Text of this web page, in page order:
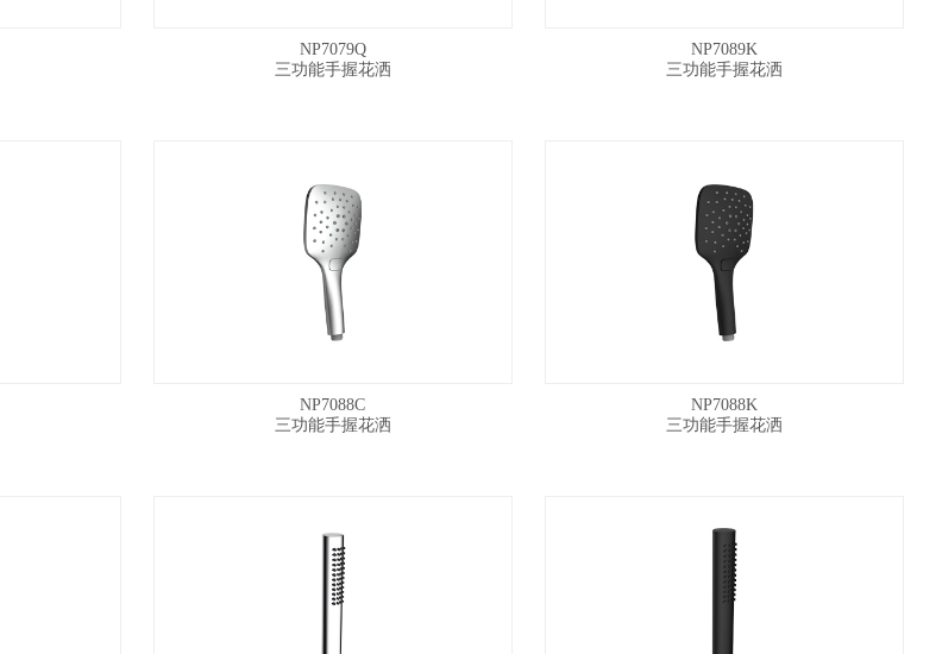
NP7079Q
三功能手握花洒
NP7089K
三功能手握花洒
NP7088C
三功能手握花洒
NP7088K
三功能手握花洒